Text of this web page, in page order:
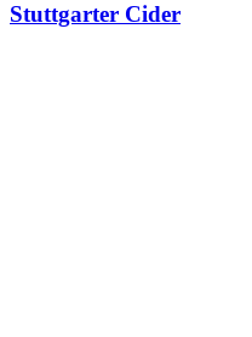
Stuttgarter Cider